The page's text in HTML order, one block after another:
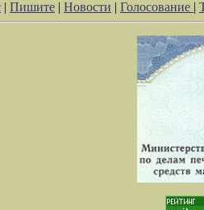
| Пишите | Новости | Голосование |